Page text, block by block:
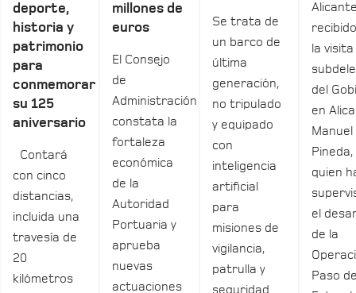
deporte,
historia y
patrimonio
para
conmemorar
su 125
aniversario
Contará
con cinco
distancias,
incluida una
travesía de
20
kilómetros
millones de
euros
El Consejo
de
Administración
constata la
fortaleza
económica
de la
Autoridad
Portuaria y
aprueba
nuevas
actuaciones
Se trata de
un barco de
última
generación,
no tripulado
y equipado
con
inteligencia
artificial
para
misiones de
vigilancia,
patrulla y
seguridad
la
del
en
Manuel
Pineda,
quien
el
de la
Paso